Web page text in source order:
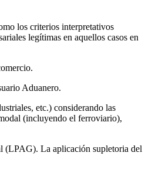
los criterios interpretativos
legítimas en aquellos casos en
Aduanero.
etc.) considerando las
(incluyendo el ferroviario),
(LPAG). La aplicación supletoria del